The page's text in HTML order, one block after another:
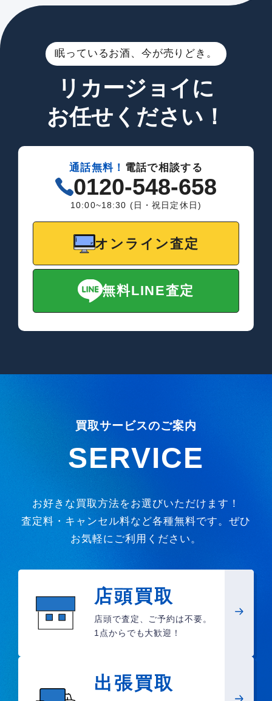
眠っているお酒、今が売りどき。
リカージョイに
お任せください！
通話無料！ 電話で相談する
0120-548-658
10:00~18:30 (日・祝日定休日)
オンライン査定
無料LINE査定
買取サービスのご案内
SERVICE
お好きな買取方法をお選びいただけます！
査定料・キャンセル料など各種無料です。ぜひ
お気軽にご利用ください。
店頭買取
店頭で査定、ご予約は不要。
1点からでも大歓迎！
出張買取